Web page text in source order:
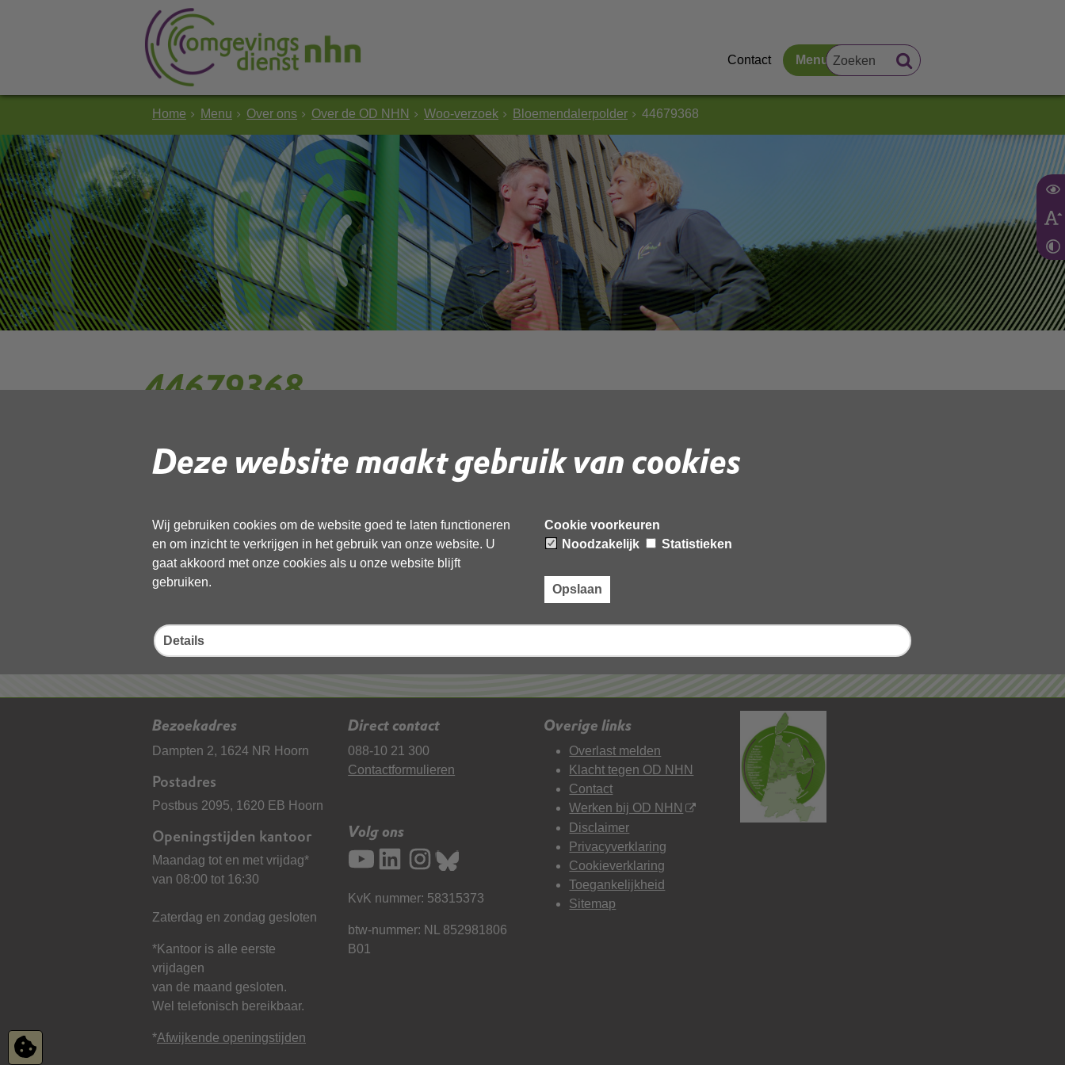
Deze website maakt gebruik van cookies
Wij gebruiken cookies om de website goed te laten functioneren
en om inzicht te verkrijgen in het gebruik van onze website. U
gaat akkoord met onze cookies als u onze website blijft
gebruiken.
Cookie voorkeuren
Noodzakelijk
Statistieken
Opslaan
Details
Contact Menu
Home Menu Over ons Over de OD NHN Woo-verzoek Bloemendalerpolder 44679368
44679368
Gebruik de onderstaande link om het document te downloaden.
Deel deze pagina
Bezoekadres
Dampten 2, 1624 NR Hoorn
Postadres
Postbus 2095, 1620 EB Hoorn
Openingstijden kantoor
Maandag tot en met vrijdag*
van 08:00 tot 16:30
Zaterdag en zondag gesloten
*Kantoor is alle eerste
vrijdagen
van de maand gesloten.
Wel telefonisch bereikbaar.
*Afwijkende openingstijden
Direct contact
088-10 21 300
Contactformulieren
Volg ons
KvK nummer: 58315373
btw-nummer: NL 852981806
B01
Overige links
Overlast melden
Klacht tegen OD NHN
Contact
Werken bij OD NHN
Disclaimer
Privacyverklaring
Cookieverklaring
Toegankelijkheid
Sitemap